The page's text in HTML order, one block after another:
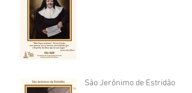
São Jerônimo de Estridão